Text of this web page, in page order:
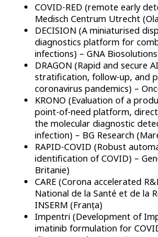
COVID-RED (remote early
Medisch Centrum Utrecht
DECISION (A miniaturised
diagnostics platform for
infections) – GNA
DRAGON (Rapid and secure
stratification, follow-up, and
coronavirus pandemics) –
KRONO (Evaluation of a
point-of-need platform,
the molecular diagnostic
infection) – BG Research
RAPID-COVID (Robust
identification of COVID) –
Britanie)
CARE (Corona accelerated
National de la Santé et de la
INSERM (Franța)
Impentri (Development of
imatinib formulation for